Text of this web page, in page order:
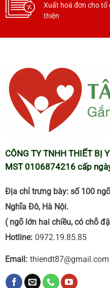
Xuất hoá đơn cho tổ
thiện
CÔNG TY TNHH THIẾT BỊ
MST 0106874216 cấp
Địa chỉ trưng bày: số 100
Nghĩa Đô, Hà Nội.
( ngõ lớn hai chiều, có chỗ
Hotline: 0972.19.85.85
Email: thiendt87@gmail.com